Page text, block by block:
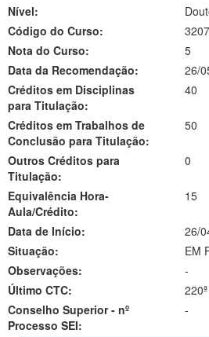
Nível:
Código do Curso:
Nota do Curso:
5
Data da Recomendação:
26/
Créditos em Disciplinas
para Titulação:
40
Créditos em Trabalhos de
Conclusão para Titulação:
50
Outros Créditos para
Titulação:
0
Equivalência Hora-
Aula/Crédito:
15
Data de Início:
26/
Situação:
EM
Observações:
-
Último CTC:
Conselho Superior - nº
Processo SEI:
-